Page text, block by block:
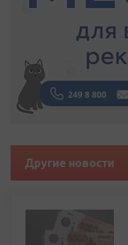
Другие новости